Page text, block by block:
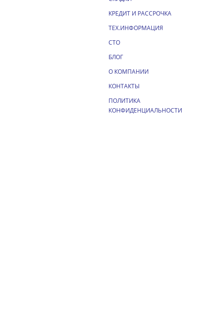
КРЕДИТ И РАССРОЧКА
ТЕХ.ИНФОРМАЦИЯ
СТО
БЛОГ
О КОМПАНИИ
КОНТАКТЫ
ПОЛИТИКА
КОНФИДЕНЦИАЛЬНОСТИ